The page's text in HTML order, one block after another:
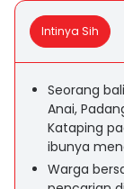
Intinya Sih
Seorang
Anai,
Kataping
ibunya
Warga